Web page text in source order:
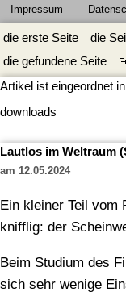
Impressum
die erste Seite die
die gefundene Seite
Artikel ist eingeordnet
downloads
Lautlos im Weltraum
am 12.05.2024
Ein kleiner Teil vom
knifflig: der
Beim Studium des
sich sehr wenige